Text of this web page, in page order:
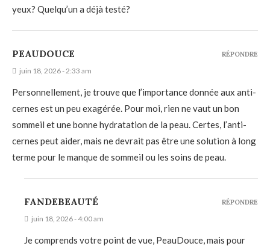
yeux? Quelqu’un a déjà testé?
PEAUDOUCE
juin 18, 2026 - 2:33 am
Personnellement, je trouve que l’importance donnée aux anti-
cernes est un peu exagérée. Pour moi, rien ne vaut un bon
sommeil et une bonne hydratation de la peau. Certes, l’anti-
cernes peut aider, mais ne devrait pas être une solution à long
terme pour le manque de sommeil ou les soins de peau.
RÉPONDRE
FANDEBEAUTÉ
juin 18, 2026 - 4:00 am
Je comprends votre point de vue, PeauDouce, mais pour
RÉPONDRE